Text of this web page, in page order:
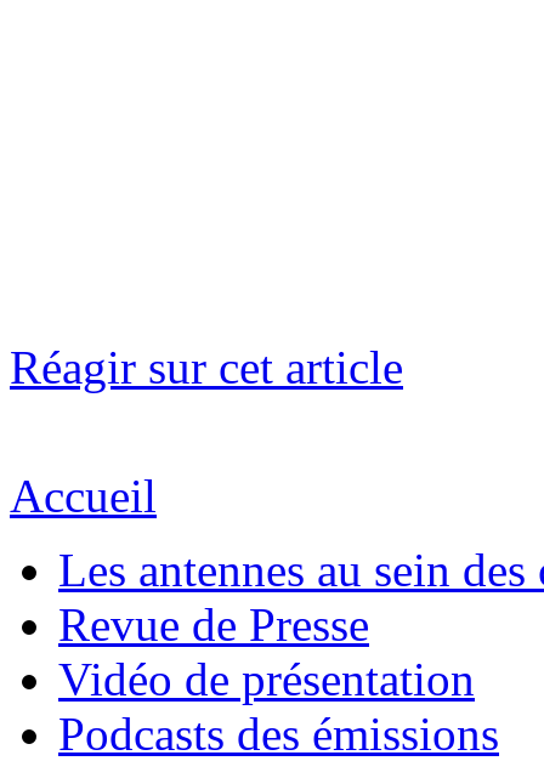
Réagir sur cet article
Accueil
Les antennes au sein des
Revue de Presse
Vidéo de présentation
Podcasts des émissions